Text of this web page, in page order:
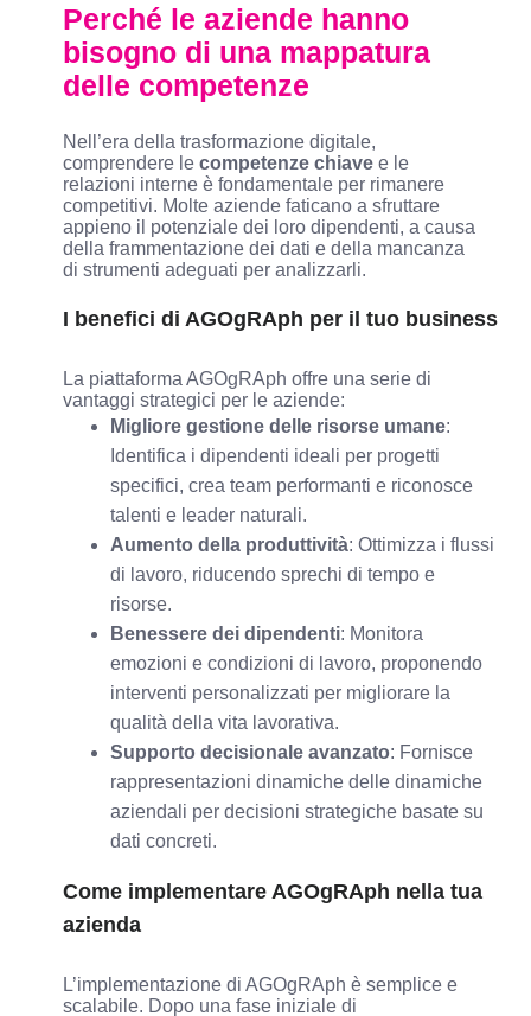
Perché le aziende hanno
bisogno di una mappatura
delle competenze
Nell’era della trasformazione digitale,
comprendere le competenze chiavee le
relazioni interne è fondamentale per rimanere
competitivi. Molte aziende faticano a sfruttare
appieno il potenziale dei loro dipendenti, a causa
della frammentazione dei dati e della mancanza
di strumenti adeguati per analizzarli.
I benefici di AGOgRAph per il tuo business
La piattaforma AGOgRAph offre una serie di
vantaggi strategici per le aziende:
Migliore gestione delle risorse umane:
Identifica i dipendenti ideali per progetti
specifici, crea team performanti e riconosce
talenti e leader naturali.
Aumento della produttività: Ottimizza i flussi
di lavoro, riducendo sprechi di tempo e
risorse.
Benessere dei dipendenti: Monitora
emozioni e condizioni di lavoro, proponendo
interventi personalizzati per migliorare la
qualità della vita lavorativa.
Supporto decisionale avanzato: Fornisce
rappresentazioni dinamiche delle dinamiche
aziendali per decisioni strategiche basate su
dati concreti.
Come implementare AGOgRAph nella tua
azienda
L’implementazione di AGOgRAph è semplice e
scalabile. Dopo una fase iniziale di